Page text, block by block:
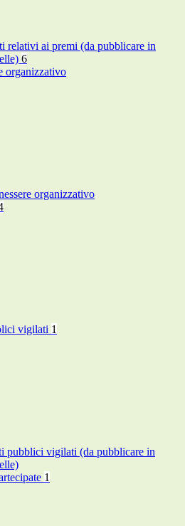
relativi ai premi (da pubblicare in
6
organizzativo
organizzativo
vigilati 1
pubblici vigilati (da pubblicare in
1